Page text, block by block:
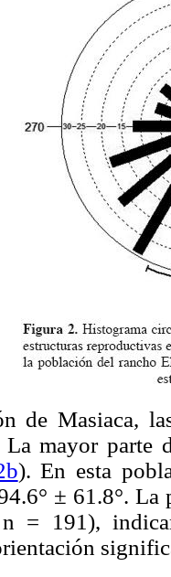
de Masiaca,
mayor parte
). En esta
± 61.8°.
= 191),